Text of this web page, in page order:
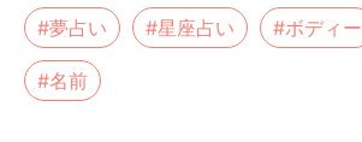
#夢占い #星座占い #ボディー
#名前